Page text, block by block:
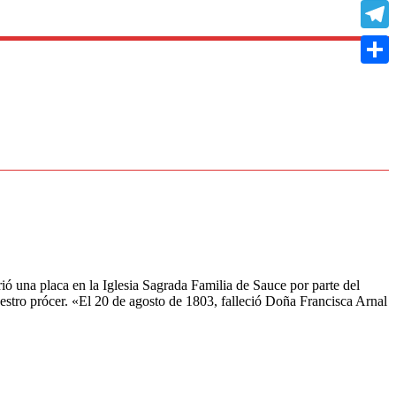
una placa en la Iglesia Sagrada Familia de Sauce por parte del
prócer. «El 20 de agosto de 1803, falleció Doña Francisca Arnal
Copy
Link